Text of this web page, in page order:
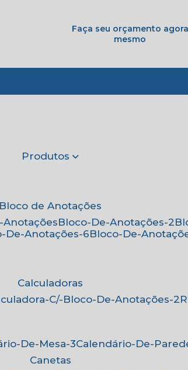
Faça seu orçamento agora
mesmo
Produtos
Bloco de Anotações
Anotações Bloco-De-Anotações-2
De-Anotações-6 Bloco-De-
Calculadoras
C/-Bloco-De-Anotações-2
De-Mesa-3
Calendário-De-
Canetas